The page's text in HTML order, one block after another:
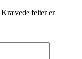
Krævede felter er